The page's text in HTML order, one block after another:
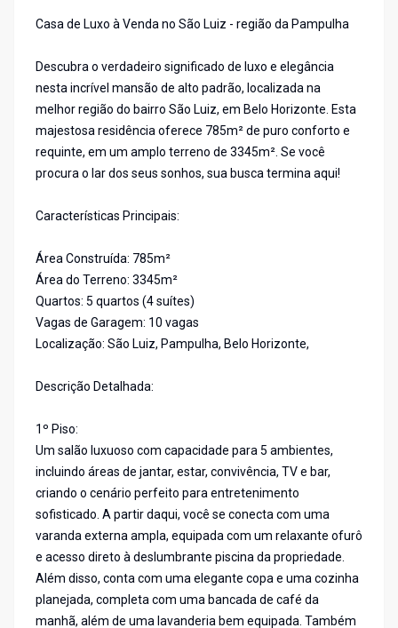
Casa de Luxo à Venda no São Luiz - região da Pampulha
Descubra o verdadeiro significado de luxo e elegância
nesta incrível mansão de alto padrão, localizada na
melhor região do bairro São Luiz, em Belo Horizonte. Esta
majestosa residência oferece 785m² de puro conforto e
requinte, em um amplo terreno de 3345m². Se você
procura o lar dos seus sonhos, sua busca termina aqui!
Características Principais:
Área Construída: 785m²
Área do Terreno: 3345m²
Quartos: 5 quartos (4 suítes)
Vagas de Garagem: 10 vagas
Localização: São Luiz, Pampulha, Belo Horizonte,
Descrição Detalhada:
1º Piso:
Um salão luxuoso com capacidade para 5 ambientes,
incluindo áreas de jantar, estar, convivência, TV e bar,
criando o cenário perfeito para entretenimento
sofisticado. A partir daqui, você se conecta com uma
varanda externa ampla, equipada com um relaxante ofurô
e acesso direto à deslumbrante piscina da propriedade.
Além disso, conta com uma elegante copa e uma cozinha
planejada, completa com uma bancada de café da
manhã, além de uma lavanderia bem equipada. Também